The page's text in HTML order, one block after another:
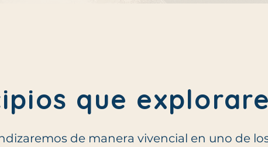
que
de manera vivencial en uno de